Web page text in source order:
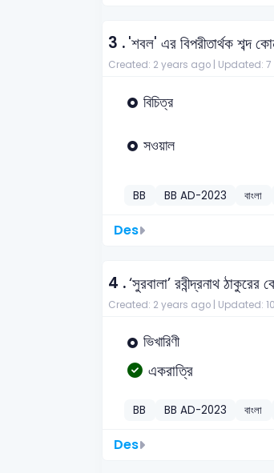
3 .'শবল' এর বিপরীতার্থক শব্দ
Created: 2 years ago | Updated:
বিচিত্র
সওয়াল
BB BB AD-2023 বাংলা
Des
4 .‘সুরবালা’ রবীন্দ্রনাথ
Created: 2 years ago | Updated:
ভিখারিণী
একরাত্রি
BB BB AD-2023 বাংলা
Des